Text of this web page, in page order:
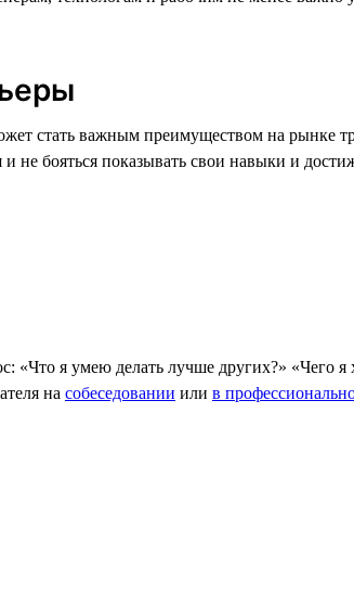
стать важным преимуществом на рынке
и не бояться показывать свои навыки и
«Что я умею делать лучше других?» «Чего
на собеседовании или в